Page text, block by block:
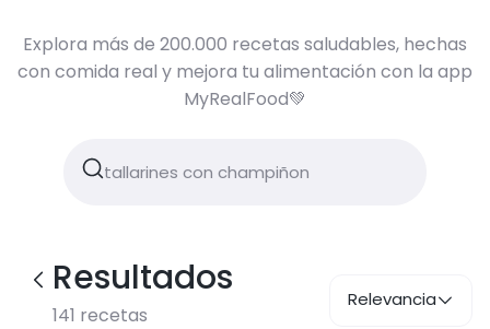
Explora más de 200.000 recetas saludables, hechas
con comida real y mejora tu alimentación con la app
MyRealFood💚
Resultados
141 recetas
Relevancia